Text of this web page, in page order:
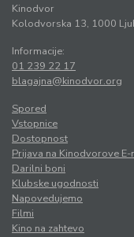
Kinodvor
Kolodvorska 13, 1000
Informacije:
01 239 22 17
blagajna@kinodvor.org
Spored
Vstopnice
Dostopnost
Prijava na Kinodvorove E-
Darilni boni
Klubske ugodnosti
Napovedujemo
Filmi
Kino na zahtevo